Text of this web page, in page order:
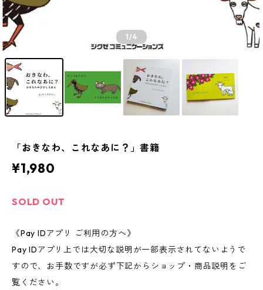
1/4
「おきなわ、これなあに？」書籍
¥1,980
SOLD OUT
《Pay IDアプリ ご利用の方へ》
Pay IDアプリ上では大切な説明が一部表示されてないようで
すので、お手数ですが必ず下記からショップ・商品説明をご
覧ください。